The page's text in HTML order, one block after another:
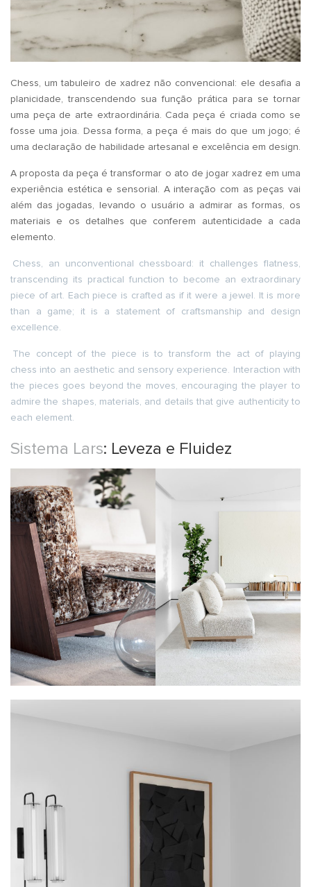
Chess, um tabuleiro de xadrez não convencional: ele desafia a
planicidade, transcendendo sua função prática para se tornar
uma peça de arte extraordinária. Cada peça é criada como se
fosse uma joia. Dessa forma, a peça é mais do que um jogo; é
uma declaração de habilidade artesanal e excelência em design.
A proposta da peça é transformar o ato de jogar xadrez em uma
experiência estética e sensorial. A interação com as peças vai
além das jogadas, levando o usuário a admirar as formas, os
materiais e os detalhes que conferem autenticidade a cada
elemento.
Chess, an unconventional chessboard: it challenges flatness,
transcending its practical function to become an extraordinary
piece of art. Each piece is crafted as if it were a jewel. It is more
than a game; it is a statement of craftsmanship and design
excellence.
The concept of the piece is to transform the act of playing
chess into an aesthetic and sensory experience. Interaction with
the pieces goes beyond the moves, encouraging the player to
admire the shapes, materials, and details that give authenticity to
each element.
Sistema Lars: Leveza e Fluidez